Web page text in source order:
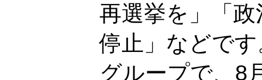
再選挙を」「
停止」などで
グループで、8